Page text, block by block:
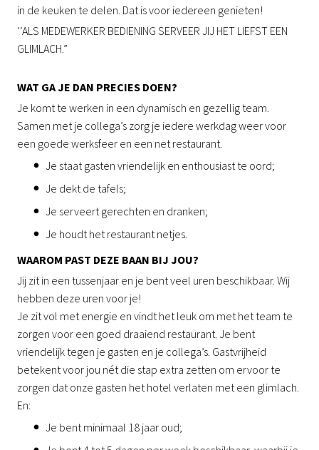
in de keuken te delen. Dat is voor iedereen genieten!
‘‘ALS MEDEWERKER BEDIENING SERVEER JIJ HET LIEFST EEN
GLIMLACH.”
WAT GA JE DAN PRECIES DOEN?
Je komt te werken in een dynamisch en gezellig team.
Samen met je collega’s zorg je iedere werkdag weer voor
een goede werksfeer en een net restaurant.
Je staat gasten vriendelijk en enthousiast te oord;
Je dekt de tafels;
Je serveert gerechten en dranken;
Je houdt het restaurant netjes.
WAAROM PAST DEZE BAAN BIJ JOU?
Jij zit in een tussenjaar en je bent veel uren beschikbaar. Wij
hebben deze uren voor je!
Je zit vol met energie en vindt het leuk om met het team te
zorgen voor een goed draaiend restaurant. Je bent
vriendelijk tegen je gasten en je collega’s. Gastvrijheid
betekent voor jou nét die stap extra zetten om ervoor te
zorgen dat onze gasten het hotel verlaten met een glimlach.
En:
Je bent minimaal 18 jaar oud;